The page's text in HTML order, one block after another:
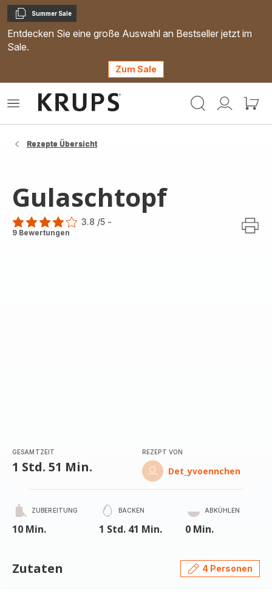
Kopieren
Summer Sale
Entdecken Sie eine große Auswahl an Bestseller jetzt im
Sale.
Zum Sale
Mein
Mein
Das
Rezepte Übersicht
Gulaschtopf
ratings.3.8
3.8 /5 -
9 Bewertungen
GESAMTZEIT
1 Std. 51 Min.
REZEPT VON
Det_yvoennchen
ZUBEREITUNG
10 Min.
BACKEN
1 Std. 41 Min.
ABKÜHLEN
0 Min.
Zutaten 4 Personen